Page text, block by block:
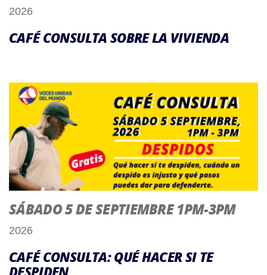
2026
CAFÉ CONSULTA SOBRE LA VIVIENDA
SÁBADO 5 DE SEPTIEMBRE 1PM-3PM
2026
CAFÉ CONSULTA: QUÉ HACER SI TE
DESPIDEN